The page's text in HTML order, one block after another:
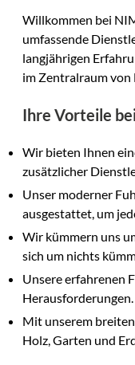
Willkommen bei
umfassende
langjährigen
im Zentralraum von
Ihre Vorteile
Wir bieten Ihnen
zusätzlicher
Unser moderner
ausgestattet, um
Wir kümmern uns
sich um nichts
Unsere erfahrenen
Herausforderungen.
Mit unserem
Holz, Garten und